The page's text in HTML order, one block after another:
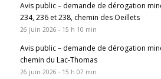
Avis public – demande de dérogation
234, 236 et 238, chemin des Oeillets
26 juin 2026 - 15 h 10 min
Avis public – demande de dérogation
chemin du Lac-Thomas
26 juin 2026 - 15 h 07 min